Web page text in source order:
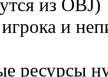
из OBJ)
и
ресурсы